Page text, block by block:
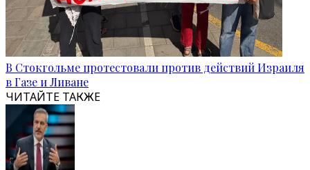
В Стокгольме протестовали против действий Израиля
в Газе и Ливане
ЧИТАЙТЕ ТАКЖЕ